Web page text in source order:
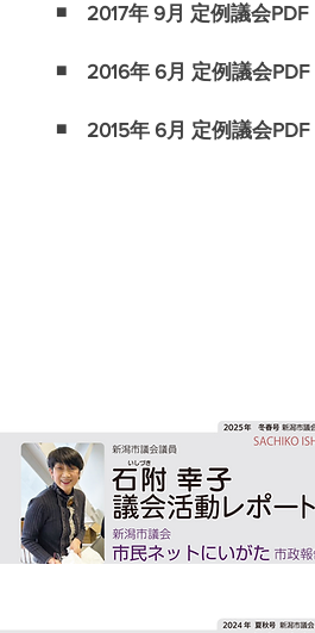
◾️ 2017年 9月 定例議会PDF
◾️ 2016年 6月 定例議会PDF
◾️ 2015年 6月 定例議会PDF